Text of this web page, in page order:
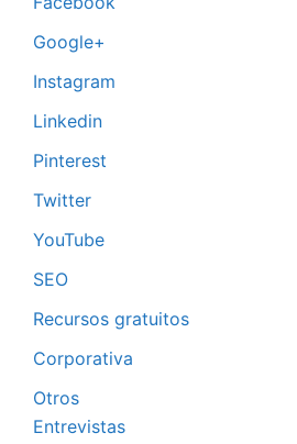
Google+
Instagram
Linkedin
Pinterest
Twitter
YouTube
SEO
Recursos gratuitos
Corporativa
Otros
Entrevistas